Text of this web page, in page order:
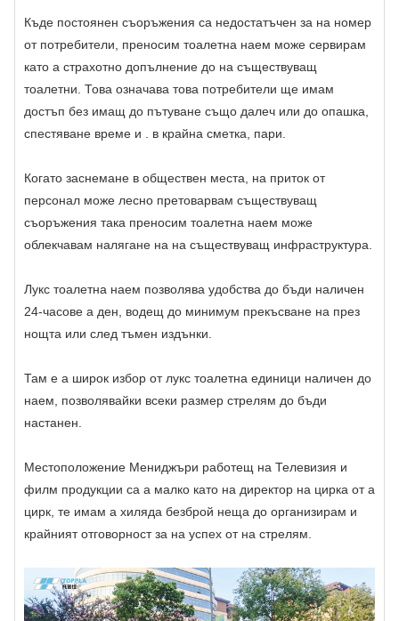
Къде постоянен съоръжения са недостатъчен за на номер
от потребители, преносим тоалетна наем може сервирам
като a страхотно допълнение до на съществуващ
тоалетни. Това означава това потребители ще имам
достъп без имащ до пътуване също далеч или до опашка,
спестяване време и . в крайна сметка, пари.
Когато заснемане в обществен места, на приток от
персонал може лесно претоварвам съществуващ
съоръжения така преносим тоалетна наем може
облекчавам налягане на на съществуващ инфраструктура.
Лукс тоалетна наем позволява удобства до бъди наличен
24-часове a ден, водещ до минимум прекъсване на през
нощта или след тъмен издънки.
Там е a широк избор от лукс тоалетна единици наличен до
наем, позволявайки всеки размер стрелям до бъди
настанен.
Местоположение Мениджъри работещ на Телевизия и
филм продукции са a малко като на директор на цирка от a
цирк, те имам a хиляда безброй неща до организирам и
крайният отговорност за на успех от на стрелям.